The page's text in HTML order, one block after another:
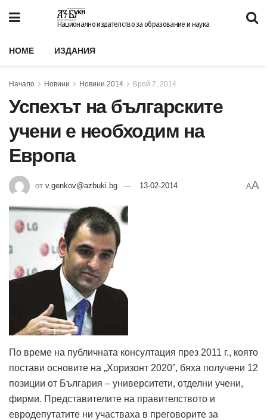
Национално издателство за образование и наука
HOME ИЗДАНИЯ
Начало Новини Новини 2014 Брой 7, 2014
Успехът на българските
учени е необходим на
Европа
от v.genkov@azbuki.bg 13-02-2014 AA
По време на публичната консултация през 2011 г., която
постави основите на „Хоризонт 2020”, бяха получени 12
позиции от България – университети, отделни учени,
фирми. Представителите на правителството и
евродепутатите ни участваха в преговорите за